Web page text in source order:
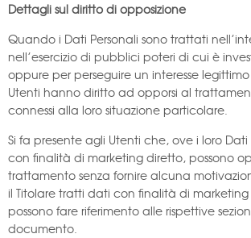
Dettagli sul diritto di opposizione
Quando i Dati Personali sono trattati
nell’esercizio di pubblici poteri di cui è
oppure per perseguire un interesse
Utenti hanno diritto ad opporsi al
connessi alla loro situazione particolare.
Si fa presente agli Utenti che, ove i loro Dati
con finalità di marketing diretto, possono
trattamento senza fornire alcuna
il Titolare tratti dati con finalità di
possono fare riferimento alle rispettive
documento.